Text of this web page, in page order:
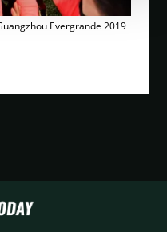
Evergrande 2019